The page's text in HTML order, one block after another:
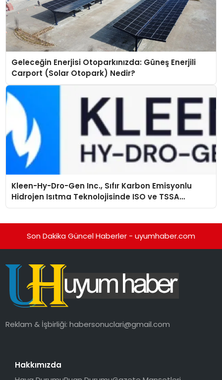
Geleceğin Enerjisi Otoparkınızda: Güneş Enerjili
Carport (Solar Otopark) Nedir?
Kleen-Hy-Dro-Gen Inc., Sıfır Karbon Emisyonlu
Hidrojen Isıtma Teknolojisinde ISO ve TSSA
Düzenleyici Onaylarını Aldı
Son Dakika Güncel Haberler - uyumhaber.com
Reklam & İşbirliği:habersonuclari@gmail.com
Hakkımızda